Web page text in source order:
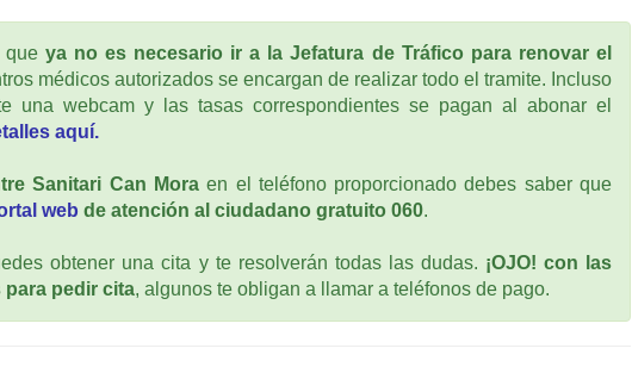
que ya no es necesario ir a la Jefatura de Tráfico para renovar el
médicos autorizados se encargan de realizar todo el tramite. Incluso
una webcam y las tasas correspondientes se pagan al abonar el
aquí.
Sanitari Can Mora en el teléfono proporcionado debes saber que
web de atención al ciudadano gratuito 060.
obtener una cita y te resolverán todas las dudas. ¡OJO! con las
para pedir cita, algunos te obligan a llamar a teléfonos de pago.